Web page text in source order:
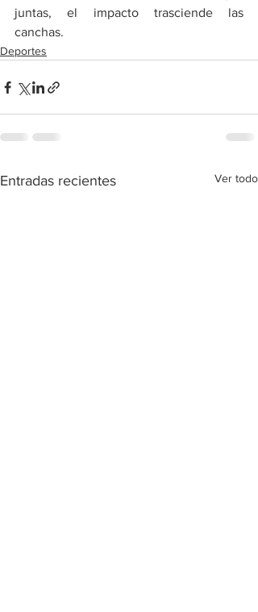
juntas, el impacto trasciende las
canchas.
Deportes
Entradas recientes Ver todo